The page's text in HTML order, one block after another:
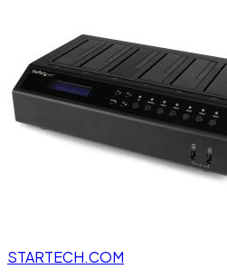
STARTECH.COM